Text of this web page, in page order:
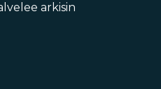
arkisin